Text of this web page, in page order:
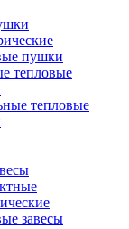
пушки
тепловые
тепловые
завесы